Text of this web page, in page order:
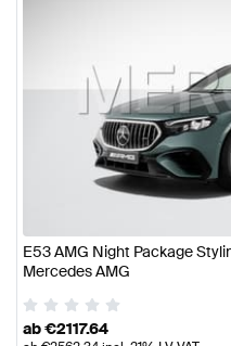
E53 AMG Night Package
Mercedes AMG
ab€2117.64